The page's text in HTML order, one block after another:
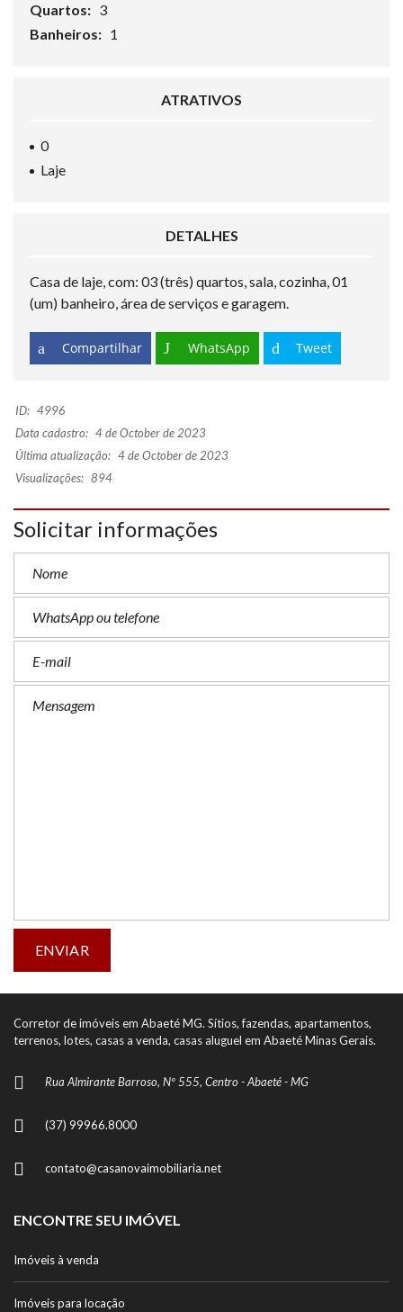
Quartos: 3
Banheiros: 1
ATRATIVOS
0
Laje
DETALHES
Casa de laje, com: 03 (três) quartos, sala, cozinha, 01
(um) banheiro, área de serviços e garagem.
Compartilhar WhatsApp Tweet
ID: 4996
Data cadastro: 4 de October de 2023
Última atualização: 4 de October de 2023
Visualizações: 894
Solicitar informações
Corretor de imóveis em Abaeté MG. Sítios, fazendas, apartamentos,
terrenos, lotes, casas a venda, casas aluguel em Abaeté Minas Gerais.
Rua Almirante Barroso, Nº 555, Centro - Abaeté - MG
(37) 99966.8000
contato@casanovaimobiliaria.net
ENCONTRE SEU IMÓVEL
Imóveis à venda
Imóveis para locação